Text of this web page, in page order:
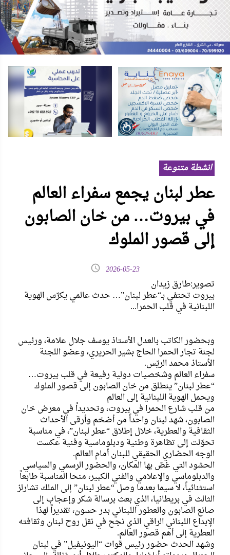
انشطة متنوعة
عطر لبنان يجمع سفراء العالم
في بيروت… من خان الصابون
إلى قصور الملوك
2026-05-23
تصوير:طارق زيدان
بيروت تحتفي بـ“عطر لبنان”… حدث عالمي يكرّس الهوية
اللبنانية في قلب الحمرا...
وبحضور الكاتب بالعدل الأستاذ يوسف جلال علامة، ورئيس
لجنة تجار الحمرا الحاج بشير الحريري، وعضو اللجنة
الأستاذ محمد الريّس.
سفراء العالم وشخصيات دولية رفيعة في قلب بيروت…
“عطر لبنان” ينطلق من خان الصابون إلى قصور الملوك
ويحمل الهوية اللبنانية إلى العالم
من قلب شارع الحمرا في بيروت، وتحديداً في معرض خان
الصابون، شهد لبنان واحداً من أضخم وأرقى الأحداث
الثقافية والعطرية، خلال إطلاق “عطر لبنان”، في مناسبة
تحوّلت إلى تظاهرة وطنية ودبلوماسية وفنية عكست
الوجه الحضاري الحقيقي للبنان أمام العالم.
الحشود التي غصّ بها المكان، والحضور الرسمي والسياسي
والدبلوماسي والإعلامي والفني الكبير، منحا المناسبة طابعاً
استثنائياً، لا سيما بعدما وصل “عطر لبنان” إلى الملك تشارلز
الثالث في بريطانيا، الذي بعث برسالة شكر وإعجاب إلى
صانع الصابون والعطور اللبناني بدر حسون، تقديراً لهذا
الإبداع اللبناني الراقي الذي نجح في نقل روح لبنان وثقافته
العطرية إلى أهم قصور العالم.
وشهد الحدث حضور رئيس قوات “اليونيفيل” في لبنان